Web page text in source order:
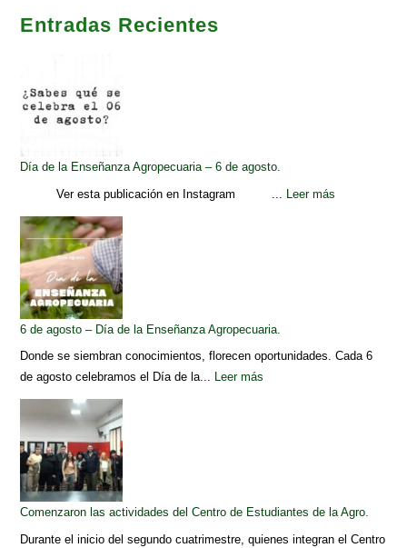
Entradas Recientes
Día de la Enseñanza Agropecuaria – 6 de agosto.
Ver esta publicación en Instagram ... Leer más
6 de agosto – Día de la Enseñanza Agropecuaria.
Donde se siembran conocimientos, florecen oportunidades. Cada 6
de agosto celebramos el Día de la... Leer más
Comenzaron las actividades del Centro de Estudiantes de la Agro.
Durante el inicio del segundo cuatrimestre, quienes integran el Centro